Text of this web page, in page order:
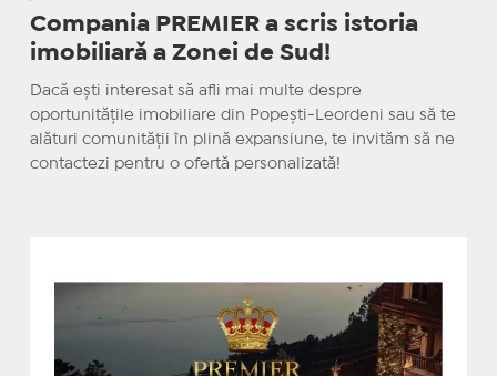
Compania PREMIER a scris istoria
imobiliară a Zonei de Sud!
Dacă ești interesat să afli mai multe despre
oportunitățile imobiliare din Popești-Leordeni sau să te
alături comunității în plină expansiune, te invităm să ne
contactezi pentru o ofertă personalizată!